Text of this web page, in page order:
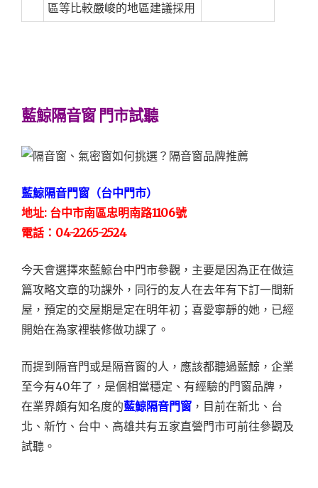
區等比較嚴峻的地區建議採用
藍鯨隔音窗 門市試聽
藍鯨隔音門窗（台中門市）
地址: 台中市南區忠明南路1106號
電話：04-2265-2524
今天會選擇來藍鯨台中門市參觀，主要是因為正在做這
篇攻略文章的功課外，同行的友人在去年有下訂一間新
屋，預定的交屋期是定在明年初；喜愛寧靜的她，已經
開始在為家裡裝修做功課了。
而提到隔音門或是隔音窗的人，應該都聽過藍鯨，企業
至今有40年了，是個相當穩定、有經驗的門窗品牌，
在業界頗有知名度的藍鯨隔音門窗 ，目前在新北、台
北、新竹、台中、高雄共有五家直營門市可前往參觀及
試聽。